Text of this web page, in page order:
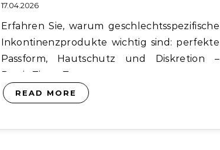
17.04.2026
Erfahren Sie, warum geschlechtsspezifische
Inkontinenzprodukte wichtig sind: perfekte
Passform, Hautschutz und Diskretion –
Praxis-Tipps, Tests…
READ MORE